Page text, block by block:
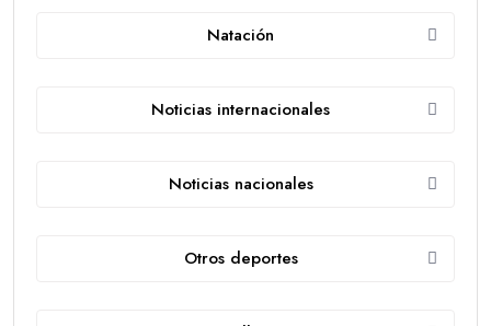
Natación
Noticias internacionales
Noticias nacionales
Otros deportes